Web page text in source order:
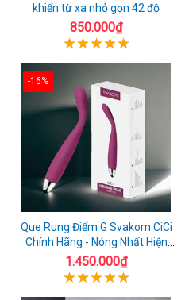
khiển từ xa nhỏ gọn 42 độ
850.000₫
-16%
Que Rung Điểm G Svakom CiCi
Chính Hãng - Nóng Nhất Hiện
Nay
1.450.000₫